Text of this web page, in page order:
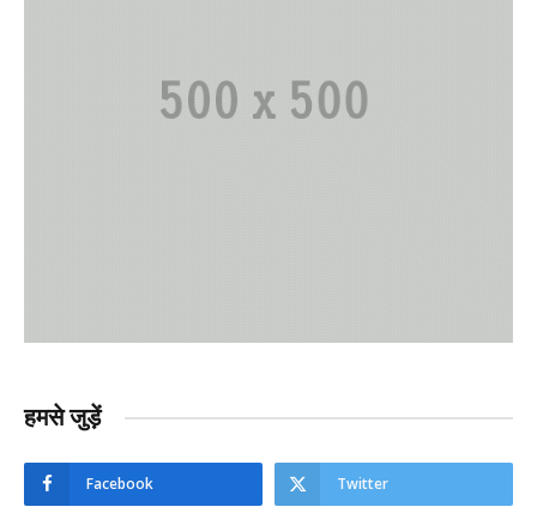
हमसे जुड़ें
Facebook Twitter